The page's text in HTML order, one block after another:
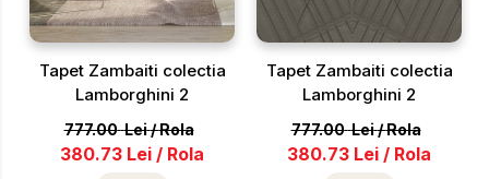
Tapet Zambaiti colectia
Lamborghini 2
777.00 Lei/Rola
380.73 Lei / Rola
Tapet Zambaiti colectia
Lamborghini 2
777.00 Lei/Rola
380.73 Lei / Rola